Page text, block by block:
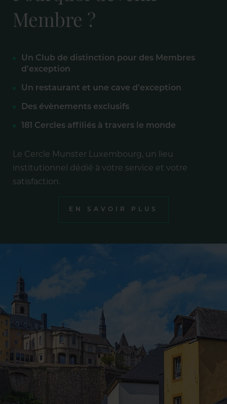
Membre ?
Un Club de distinction pour des Membres
d'exception
Un restaurant et une cave d'exception
Des évènements exclusifs
181 Cercles affiliés à travers le monde
Le Cercle Munster Luxembourg, un lieu
institutionnel dédié à votre service et votre
satisfaction.
EN SAVOIR PLUS